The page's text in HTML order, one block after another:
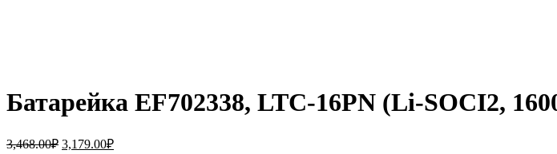
Батарейка EF702338, LTC-16PN (Li-SOCI2,
3,468.00₽ Первоначальная
3,179.00₽Текущая